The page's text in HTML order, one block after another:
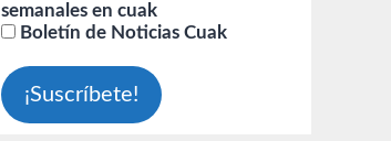
semanales en cuak
Boletín de Noticias Cuak